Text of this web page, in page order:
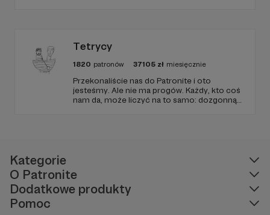
W tym miejscu powinna być zewnętrzna
treść
Aby zobaczyć treść musisz zmienić ustawienia
polityki prywatności
Co już udało nam się zrobić?
Tetrycy
1820 patronów 37105 zł miesięcznie
Przekonaliście nas do Patronite i oto
jesteśmy. Ale nie ma progów. Każdy, kto coś
nam da, może liczyć na to samo: dozgonną
Kategorie
O Patronite
Dodatkowe produkty
Pomoc